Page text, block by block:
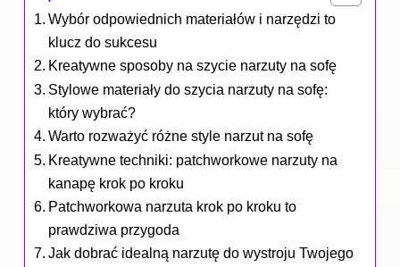
Wybór odpowiednich materiałów i narzędzi to
klucz do sukcesu
Kreatywne sposoby na szycie narzuty na sofę
Stylowe materiały do szycia narzuty na sofę:
który wybrać?
Warto rozważyć różne style narzut na sofę
Kreatywne techniki: patchworkowe narzuty na
kanapę krok po kroku
Patchworkowa narzuta krok po kroku to
prawdziwa przygoda
Jak dobrać idealną narzutę do wystroju Twojego